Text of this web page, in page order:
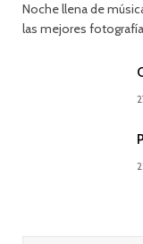
Noche llena de
las mejores